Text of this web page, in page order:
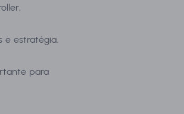
e estratégia.
para